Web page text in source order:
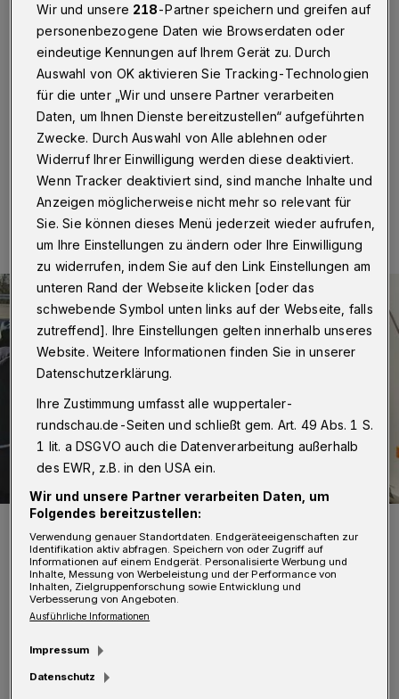
Hilden·In Hilden hat der Verkehrsdienst der
Kreispolizeibehörde Mettmann am Mittwoch (29. Mai
2024) die Abfahrt eines Busses verhindert. Er sollte
Kinder einer Kita in einen Freizeitpark nach Kevelaer
bringen.
29.05.2024 , 16:00 Uhr Eine Minute Lesezeit
Kontrolle eines Busses (Symbolbild).
Foto: Kreispolizeibehörde Mettmann
Bei der routinemäßigen Abfahrtskontrolle
stellten die Beamten nach eigenen Angaben
Wir und unsere 218-Partner speichern und greifen auf
personenbezogene Daten wie Browserdaten oder
eindeutige Kennungen auf Ihrem Gerät zu. Durch
Auswahl von OK aktivieren Sie Tracking-Technologien
für die unter „Wir und unsere Partner verarbeiten
Daten, um Ihnen Dienste bereitzustellen“ aufgeführten
Zwecke. Durch Auswahl von Alle ablehnen oder
Widerruf Ihrer Einwilligung werden diese deaktiviert.
Wenn Tracker deaktiviert sind, sind manche Inhalte und
Anzeigen möglicherweise nicht mehr so relevant für
Sie. Sie können dieses Menü jederzeit wieder aufrufen,
um Ihre Einstellungen zu ändern oder Ihre Einwilligung
zu widerrufen, indem Sie auf den Link Einstellungen am
unteren Rand der Webseite klicken [oder das
schwebende Symbol unten links auf der Webseite, falls
zutreffend]. Ihre Einstellungen gelten innerhalb unseres
Website. Weitere Informationen finden Sie in unserer
Datenschutzerklärung.
Ihre Zustimmung umfasst alle wuppertaler-
rundschau.de-Seiten und schließt gem. Art. 49 Abs. 1 S.
1 lit. a DSGVO auch die Datenverarbeitung außerhalb
des EWR, z.B. in den USA ein.
Wir und unsere Partner verarbeiten Daten, um
Folgendes bereitzustellen:
Verwendung genauer Standortdaten. Endgeräteeigenschaften zur
Identifikation aktiv abfragen. Speichern von oder Zugriff auf
Informationen auf einem Endgerät. Personalisierte Werbung und
Inhalte, Messung von Werbeleistung und der Performance von
Inhalten, Zielgruppenforschung sowie Entwicklung und
Verbesserung von Angeboten.
Ausführliche Informationen
Impressum
Datenschutz